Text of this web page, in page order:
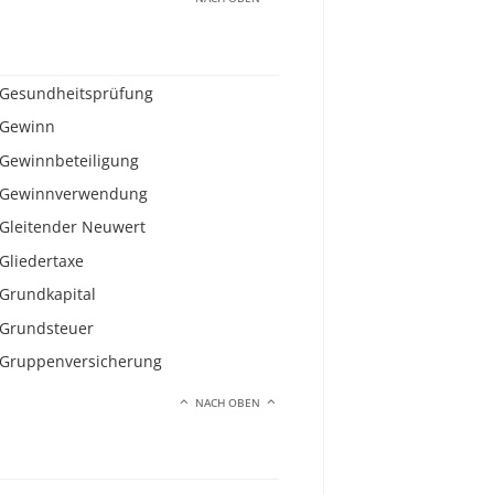
Gesundheitsprüfung
Gewinn
Gewinnbeteiligung
Gewinnverwendung
Gleitender Neuwert
Gliedertaxe
Grundkapital
Grundsteuer
Gruppenversicherung
NACH OBEN